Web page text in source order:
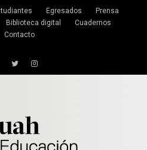
Egresados
Prensa
Biblioteca digital
Cuadernos
Contacto
TwitterInstagram